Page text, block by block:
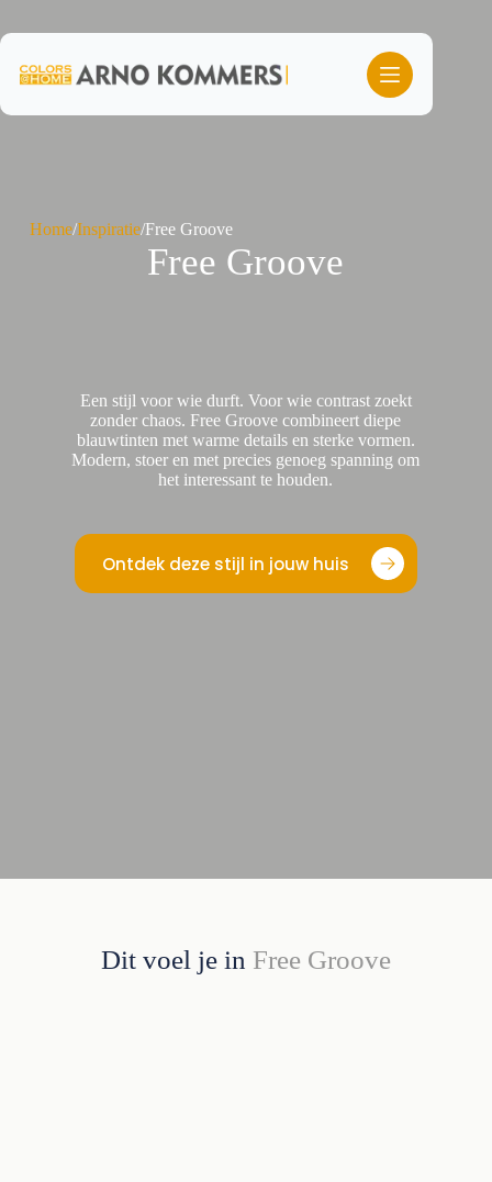
de
inhoud
Home/Inspiratie/Free Groove
Free Groove
Een stijl voor wie durft. Voor wie contrast zoekt
zonder chaos. Free Groove combineert diepe
blauwtinten met warme details en sterke vormen.
Modern, stoer en met precies genoeg spanning om
het interessant te houden.
Ontdek deze stijl in jouw huis
Dit voel je in Free Groove